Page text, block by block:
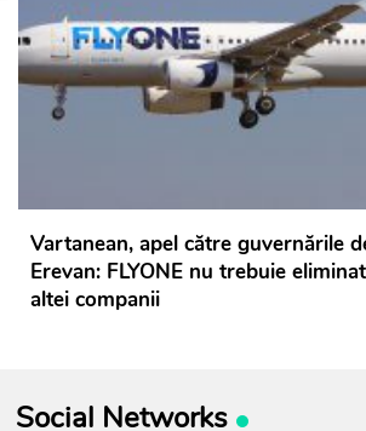
Vartanean, apel către guvernările
Erevan: FLYONE nu trebuie
altei companii
Social Networks